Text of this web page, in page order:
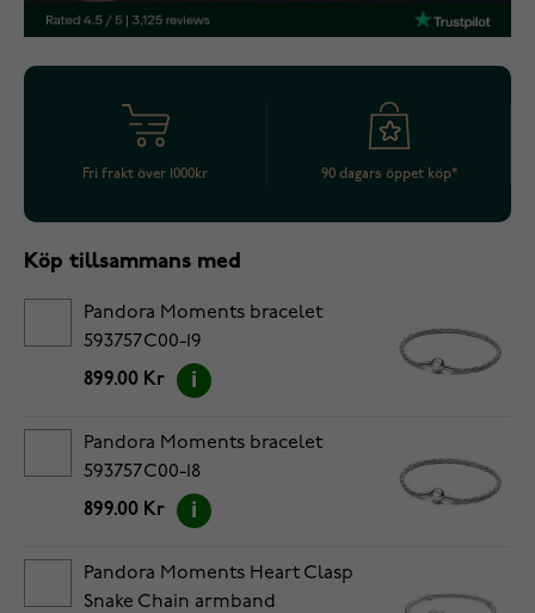
Fri frakt över 1000kr 90 dagars öppet köp*
Köp tillsammans med
Pandora Moments bracelet
593757C00-19
899.00 Kr
Pandora Moments bracelet
593757C00-18
899.00 Kr
Pandora Moments Heart Clasp
Snake Chain armband